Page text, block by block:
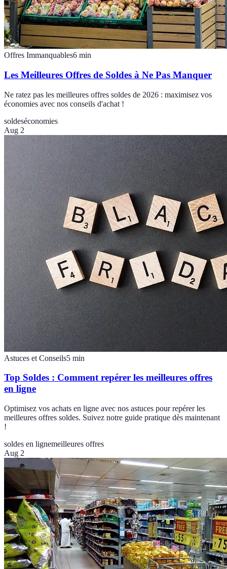
Offres Immanquables6 min
Les Meilleures Offres de Soldes à Ne Pas Manquer
Ne ratez pas les meilleures offres soldes de 2026 : maximisez vos
économies avec nos conseils d'achat !
soldeséconomies
Aug 2
Astuces et Conseils5 min
Top Soldes : Comment repérer les meilleures offres
en ligne
Optimisez vos achats en ligne avec nos astuces pour repérer les
meilleures offres soldes. Suivez notre guide pratique dès maintenant
!
soldes en lignemeilleures offres
Aug 2